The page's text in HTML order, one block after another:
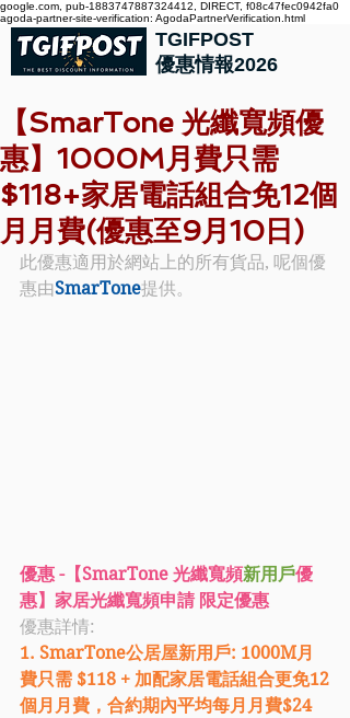
google.com, pub-1883747887324412, DIRECT, f08c47fec0942fa0
agoda-partner-site-verification: AgodaPartnerVerification.html
TGIFPOST
優惠情報2026
【SmarTone 光纖寬頻優
惠】1000M月費只需
$118+家居電話組合免12個
月月費(優惠至9月10日)
此優惠適用於網站上的所有貨品, 呢個優
惠由SmarTone提供。
優惠 -【SmarTone 光纖寬頻新用戶優
惠】家居光纖寬頻申請 限定優惠
優惠詳情:
1. SmarTone公居屋新用戶: 1000M月
費只需 $118 + 加配家居電話組合更免12
個月月費，合約期內平均每月月費$24